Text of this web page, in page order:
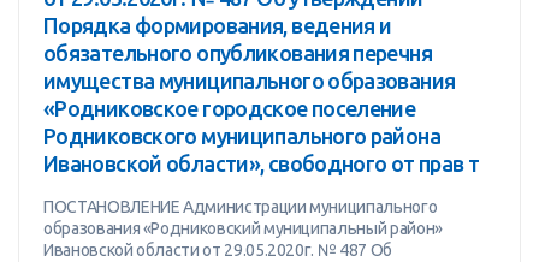
Порядка формирования, ведения и
обязательного опубликования перечня
имущества муниципального образования
«Родниковское городское поселение
Родниковского муниципального района
Ивановской области», свободного от прав т
ПОСТАНОВЛЕНИЕ Администрации муниципального
образования «Родниковский муниципальный район»
Ивановской области от 29.05.2020г. № 487 Об